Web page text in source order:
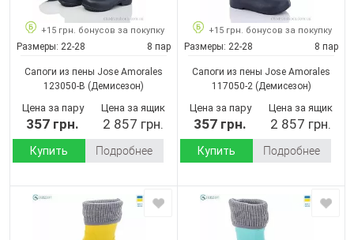
+15 грн. бонусов за покупку
Размеры: 22-28 8 пар
Сапоги из пены Jose Amorales
123050-B (Демисезон)
Цена за пару
357 грн.
Цена за ящик
2 857 грн.
Купить Подробнее
+15 грн. бонусов за покупку
Размеры: 22-28 8 пар
Сапоги из пены Jose Amorales
117050-2(Демисезон)
Цена за пару
357 грн.
Цена за ящик
2 857 грн.
Купить Подробнее